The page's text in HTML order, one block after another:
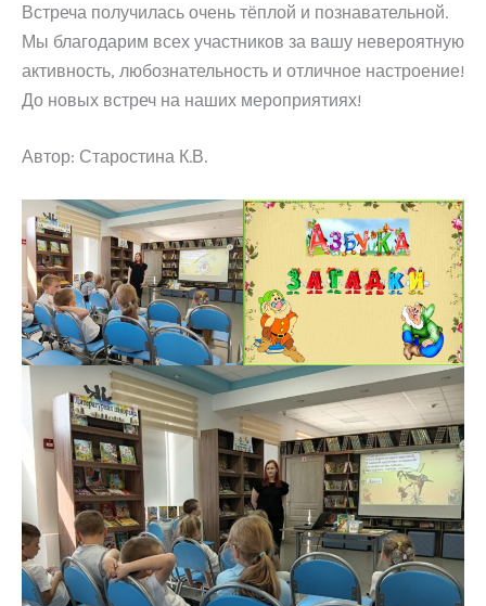
Встреча получилась очень тёплой и познавательной.
Мы благодарим всех участников за вашу невероятную
активность, любознательность и отличное настроение!
До новых встреч на наших мероприятиях!
Автор: Старостина К.В.